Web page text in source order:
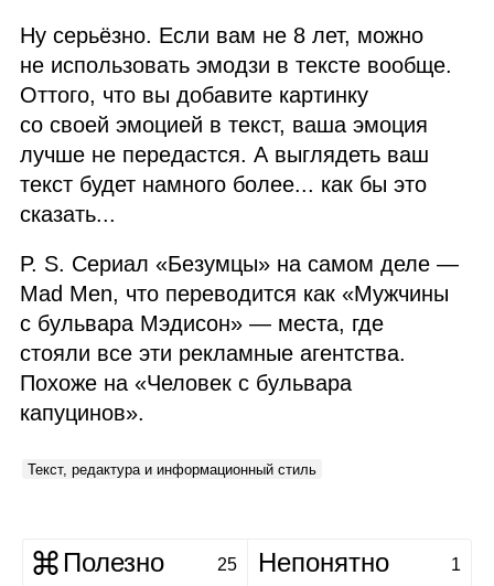
Ну серьёзно. Если вам не 8 лет, можно
не использовать эмодзи в тексте вообще.
Оттого, что вы добавите картинку
со своей эмоцией в текст, ваша эмоция
лучше не передастся. А выглядеть ваш
текст будет намного более... как бы это
сказать...
P. S. Сериал «Безумцы» на самом деле —
Mad Men, что переводится как «Мужчины
с бульвара Мэдисон» — места, где
стояли все эти рекламные агентства.
Похоже на «Человек с бульвара
капуцинов».
Текст, редактура и информационный стиль
Полезно 25 Непонятно 1